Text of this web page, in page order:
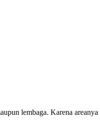
lembaga. Karena